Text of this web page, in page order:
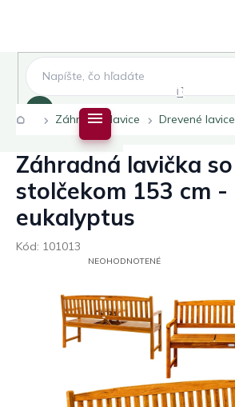
DomovZáhradné lavice Drevené lavice
Záhradná lavička so
stolčekom 153 cm -
eukalyptus
Kód: 101013
PRIEMERNÉ
HVIEZDIČIEK.
NEOHODNOTENÉ